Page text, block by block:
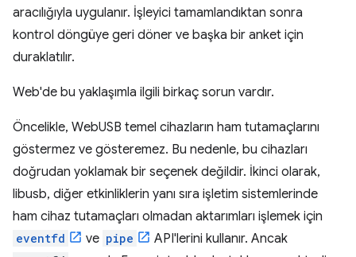
aracılığıyla uygulanır. İşleyici tamamlandıktan sonra
kontrol döngüye geri döner ve başka bir anket için
duraklatılır.
Web'de bu yaklaşımla ilgili birkaç sorun vardır.
Öncelikle, WebUSB temel cihazların ham tutamaçlarını
göstermez ve gösteremez. Bu nedenle, bu cihazları
doğrudan yoklamak bir seçenek değildir. İkinci olarak,
libusb, diğer etkinliklerin yanı sıra işletim sistemlerinde
ham cihaz tutamaçları olmadan aktarımları işlemek için
eventfd ve pipe API'lerini kullanır. Ancak